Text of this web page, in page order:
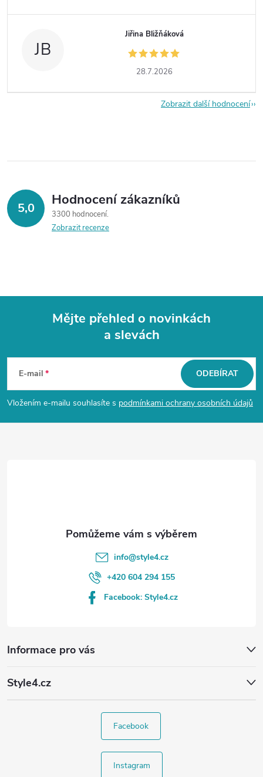
JB
Jiřina Bližňáková
28.7.2026
Zobrazit další hodnocení
5,0 Hodnocení zákazníků
3300 hodnocení
Zobrazit recenze
p
a
Mějte přehled o novinkách
a slevách
E-mail
Vložením e-mailu souhlasíte s podmínkami ochrany osobních údajů
ODEBÍRAT
Informace pro vás
Style4.cz
info@style4.cz
+420 604 294 155
Facebook: Style4.cz
Facebook
Instagram